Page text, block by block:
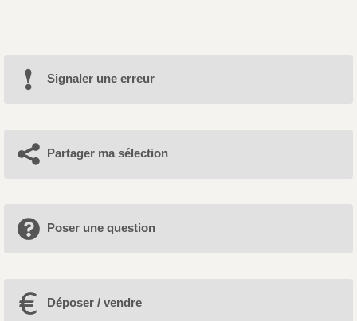
Signaler une erreur
Partager ma sélection
Poser une question
Déposer / vendre